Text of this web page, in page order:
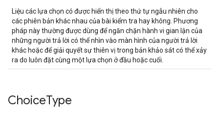
Liệu các lựa chọn có được hiển thị theo thứ tự ngẫu nhiên cho
các phiên bản khác nhau của bài kiểm tra hay không. Phương
pháp này thường được dùng để ngăn chặn hành vi gian lận của
những người trả lời có thể nhìn vào màn hình của người trả lời
khác hoặc để giải quyết sự thiên vị trong bản khảo sát có thể xảy
ra do luôn đặt cùng một lựa chọn ở đầu hoặc cuối.
ChoiceType